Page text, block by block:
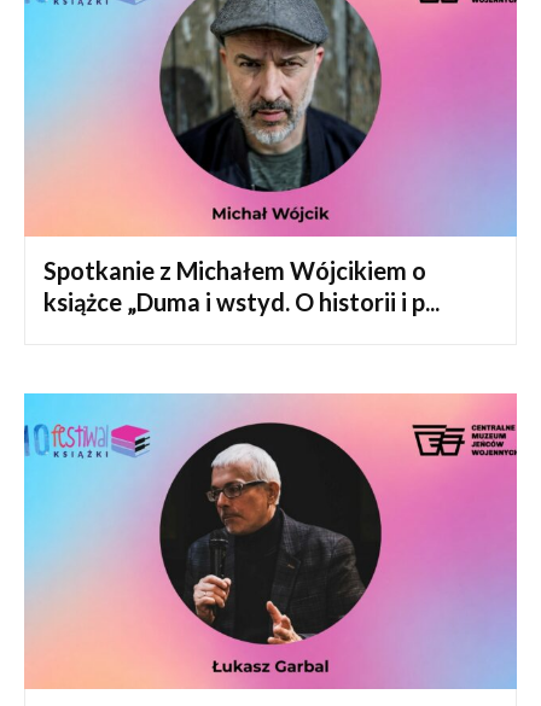
Spotkanie z Michałem Wójcikiem o
książce „Duma i wstyd. O historii i p...